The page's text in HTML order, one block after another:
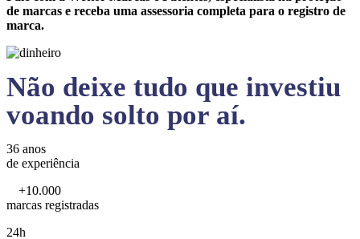
de marcas e receba uma assessoria completa para o registro de
marca.
Não deixe tudo que investiu
voando solto por aí.
36 anos
de experiência
+10.000
marcas registradas
24h